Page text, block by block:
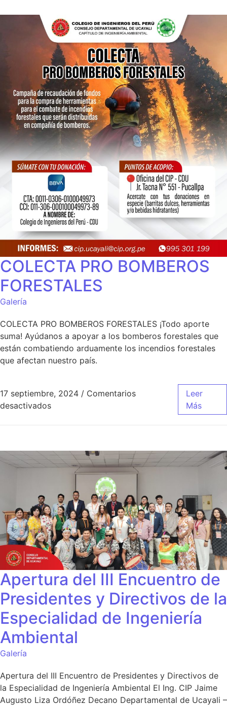
COLECTA PRO BOMBEROS
FORESTALES
Galería
COLECTA PRO BOMBEROS FORESTALES ¡Todo aporte
suma! Ayúdanos a apoyar a los bomberos forestales que
están combatiendo arduamente los incendios forestales
que afectan nuestro país.
17 septiembre, 2024 / Comentarios
desactivados
Leer
Más
Apertura del III Encuentro de
Presidentes y Directivos de la
Especialidad de Ingeniería
Ambiental
Galería
Apertura del III Encuentro de Presidentes y Directivos de
la Especialidad de Ingeniería Ambiental El Ing. CIP Jaime
Augusto Liza Ordóñez Decano Departamental de Ucayali –